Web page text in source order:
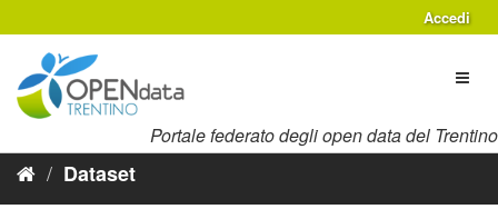
al
contenuto
Accedi
Portale federato degli open data del Trentino
Dataset